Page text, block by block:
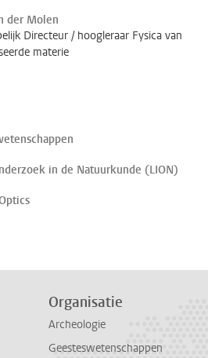
der Molen
Directeur / hoogleraar Fysica van
materie
in de Natuurkunde (LION)
Organisatie
Archeologie
Geesteswetenschappen